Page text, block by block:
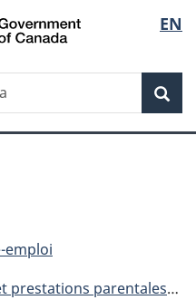
de
la
EN
emploi
emploi : Ce qu’offrent ces prestations